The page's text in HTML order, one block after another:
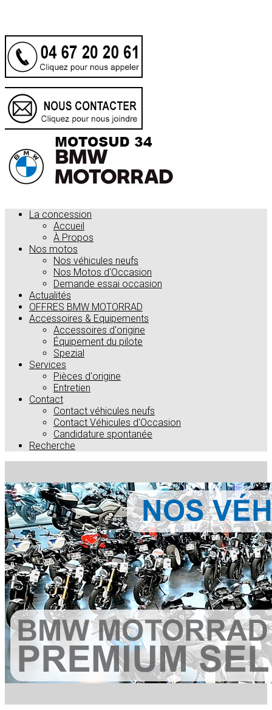
La concession
Accueil
À Propos
Nos motos
Nos véhicules neufs
Nos Motos d'Occasion
Demande essai occasion
Actualités
OFFRES BMW MOTORRAD
Accessoires & Equipements
Accessoires d'origine
Équipement du pilote
Spezial
Services
Pièces d'origine
Entretien
Contact
Contact véhicules neufs
Contact Véhicules d'Occasion
Candidature spontanée
Recherche